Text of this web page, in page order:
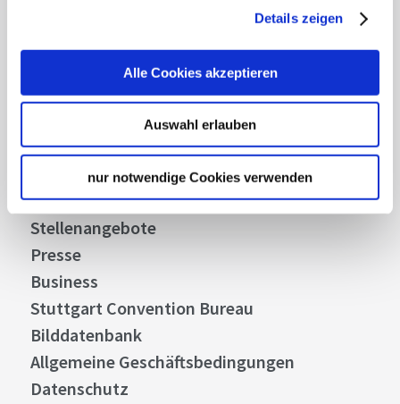
Details zeigen
Alle Cookies akzeptieren
Auswahl erlauben
nur notwendige Cookies verwenden
Highlights und aktuellen Angeboten in
Abonnieren
Über uns
Stellenangebote
Presse
Business
Stuttgart Convention Bureau
Bilddatenbank
Allgemeine Geschäftsbedingungen
Datenschutz